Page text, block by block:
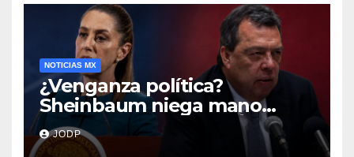
NOTICIAS MX
¿Venganza política?
Sheinbaum niega mano
negra en captura de Ángel
Aguirre
JODP